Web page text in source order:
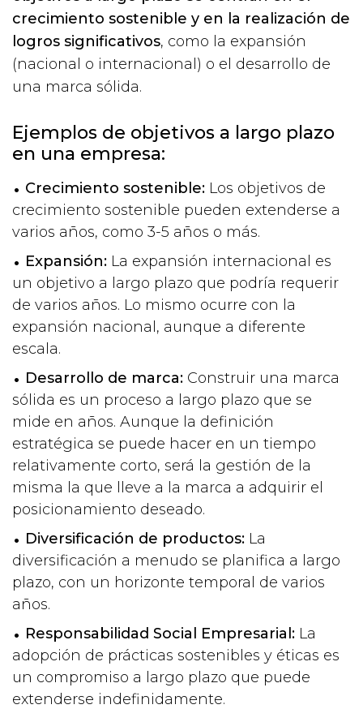
crecimiento sostenible y en la realización de
logros significativos, como la expansión
(nacional o internacional) o el desarrollo de
una marca sólida.
Ejemplos de objetivos a largo plazo
en una empresa:
Crecimiento sostenible: Los objetivos de
crecimiento sostenible pueden extenderse a
varios años, como 3-5 años o más.
Expansión: La expansión internacional es
un objetivo a largo plazo que podría requerir
de varios años. Lo mismo ocurre con la
expansión nacional, aunque a diferente
escala.
Desarrollo de marca: Construir una marca
sólida es un proceso a largo plazo que se
mide en años. Aunque la definición
estratégica se puede hacer en un tiempo
relativamente corto, será la gestión de la
misma la que lleve a la marca a adquirir el
posicionamiento deseado.
Diversificación de productos: La
diversificación a menudo se planifica a largo
plazo, con un horizonte temporal de varios
años.
Responsabilidad Social Empresarial: La
adopción de prácticas sostenibles y éticas es
un compromiso a largo plazo que puede
extenderse indefinidamente.